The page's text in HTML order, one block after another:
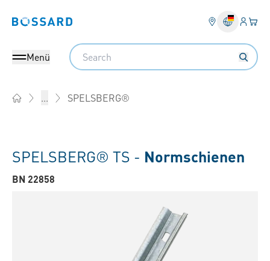
Bossard homepage Ihr
Menü
Search
... SPELSBERG®
SPELSBERG® TS - Normschienen
BN 22858